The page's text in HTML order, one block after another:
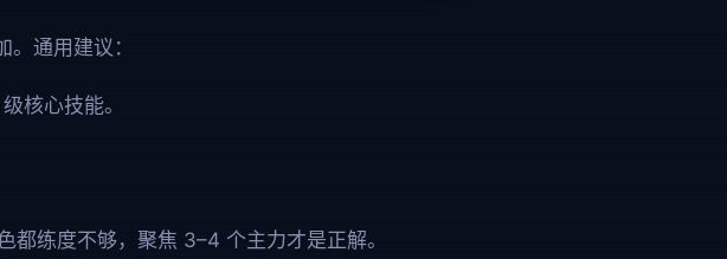
通用建议：
核心技能。
都练度不够，聚焦 3–4 个主力才是正解。